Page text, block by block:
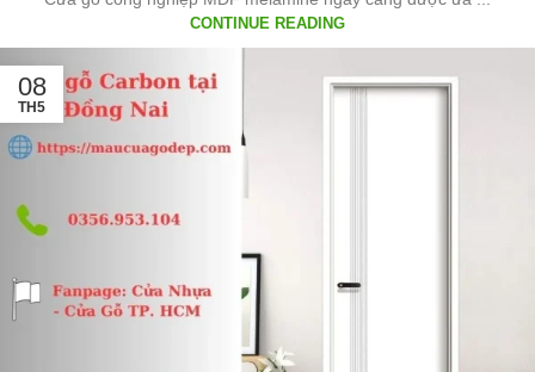
CONTINUE READING
08
TH5